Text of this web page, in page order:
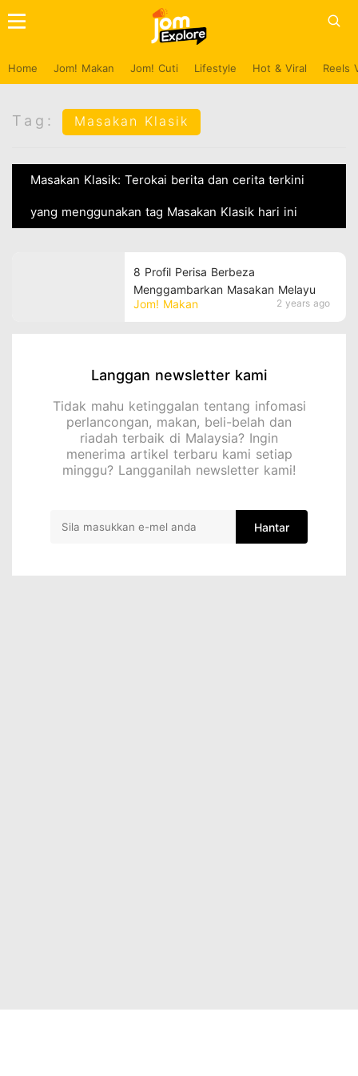
Home Jom! Makan Jom! Cuti Lifestyle Hot & Viral Reels
Tag: Masakan Klasik
Masakan Klasik: Terokai berita dan cerita terkini
yang menggunakan tag Masakan Klasik hari ini
Jom! Makan 2 years ago
8 Profil Perisa Berbeza
Menggambarkan Masakan Melayu
Langgan newsletter kami
Tidak mahu ketinggalan tentang infomasi
perlancongan, makan, beli-belah dan
riadah terbaik di Malaysia? Ingin
menerima artikel terbaru kami setiap
minggu? Langganilah newsletter kami!
Hantar